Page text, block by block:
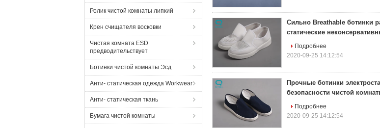
Ролик чистой комнаты липкий
Крен счищателя восковки
Чистая комната ESD
предводительствует
Ботинки чистой комнаты Эсд
Анти- статическая одежда Workwear
Анти- статическая ткань
Бумага чистой комнаты
Сильно Breathable ботинки
статические
Подробнее
2020-09-25 14:12:54
Прочные ботинки
безопасности чистой
Подробнее
2020-09-25 14:12:54